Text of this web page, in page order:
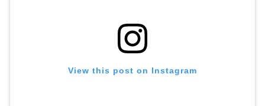
View this post on Instagram